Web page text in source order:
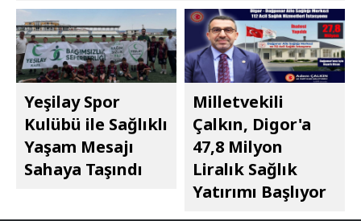
Yeşilay Spor
Kulübü ile Sağlıklı
Yaşam Mesajı
Sahaya Taşındı
Milletvekili
Çalkın, Digor'a
47,8 Milyon
Liralık Sağlık
Yatırımı Başlıyor